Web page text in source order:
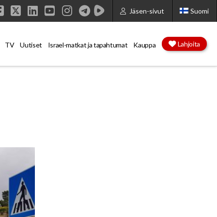
Jäsen-sivut Suomi
Facebook
X LinkedIn
YouTube
Instagram
TV Uutiset Israel-matkat ja tapahtumat Kauppa Lahjoita